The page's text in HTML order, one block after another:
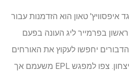
איפסוויץ' טאון הוא הזדמנות עבור
ראשון בפרמייר ליג העונה בפעם
יחפשו לעקוץ את האורחים
שלהם ולהשאיר אותם ללא ניצחון. צפו למפגש EPL משעמם אך